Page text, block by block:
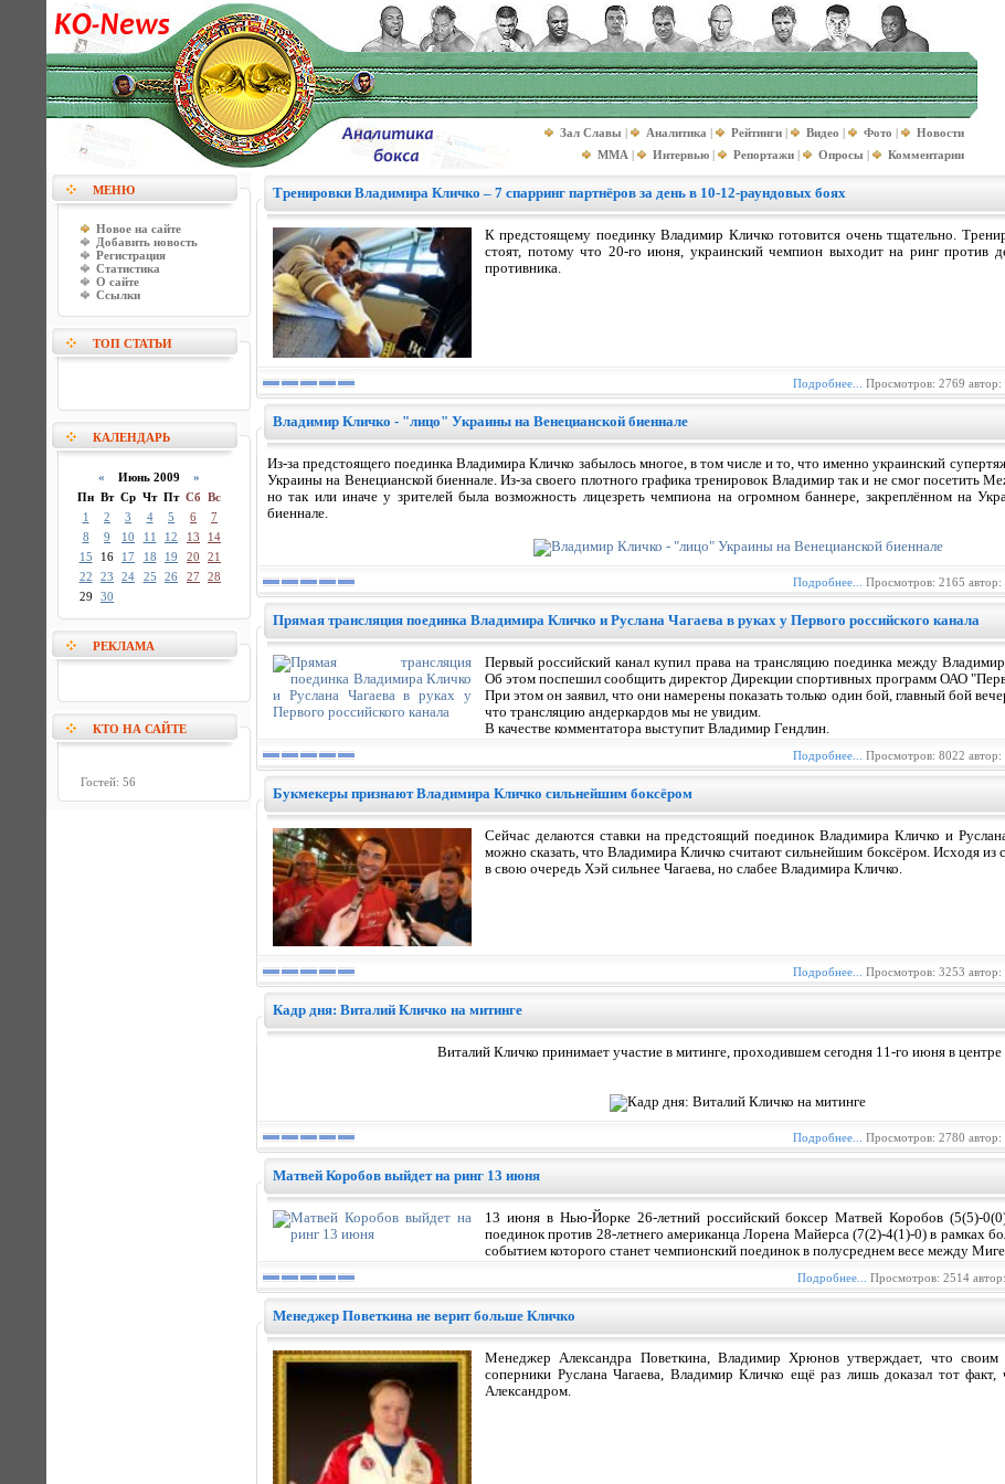
Зал Славы | Аналитика | Рейтинги | Видео | Фото |
Новости
MMA | Интервью | Репортажи | Опросы | Комментарии
МЕНЮ
Новое на сайте
Добавить новость
Регистрация
Статистика
О сайте
Ссылки
ТОП СТАТЬИ
КАЛЕНДАРЬ
« Июнь 2009 »
Пн Вт Ср Чт Пт Сб Вс
1
2 3 4 5 6
7
8
9 10 11 12 13
14
15
16 17 18 19 20
21
22
23 24 25 26 27
28
29
30
РЕКЛАМА
КТО НА САЙТЕ
Гостей: 56
Тренировки Владимира Кличко – 7 спарринг партнёров за день в 10-12-раундовых боях
К предстоящему поединку Владимир Кличко готовится очень тщательно.
стоят, потому что 20-го июня, украинский чемпион выходит на ринг против
противника.
Подробнее... Просмотров: 2769 автор:
Владимир Кличко - "лицо" Украины на Венецианской биеннале
Из-за предстоящего поединка Владимира Кличко забылось многое, в том числе и то, что именно украинский
Украины на Венецианской биеннале. Из-за своего плотного графика тренировок Владимир так и не смог посетить
но так или иначе у зрителей была возможность лицезреть чемпиона на огромном баннере, закреплённом на
биеннале.
Подробнее... Просмотров: 2165 автор:
Прямая трансляция поединка Владимира Кличко и Руслана Чагаева в руках у Первого российского канала
Первый российский канал купил права на трансляцию поединка между
Об этом поспешил сообщить директор Дирекции спортивных программ ОАО
При этом он заявил, что они намерены показать только один бой, главный бой
что трансляцию андеркардов мы не увидим.
В качестве комментатора выступит Владимир Гендлин.
Подробнее... Просмотров: 8022 автор:
Букмекеры признают Владимира Кличко сильнейшим боксёром
Сейчас делаются ставки на предстоящий поединок Владимира Кличко и
можно сказать, что Владимира Кличко считают сильнейшим боксёром. Исходя из
в свою очередь Хэй сильнее Чагаева, но слабее Владимира Кличко.
Подробнее... Просмотров: 3253 автор:
Кадр дня: Виталий Кличко на митинге
Виталий Кличко принимает участие в митинге, проходившем сегодня 11-го июня в центре
Подробнее... Просмотров: 2780 автор:
Матвей Коробов выйдет на ринг 13 июня
13 июня в Нью-Йорке 26-летний российский боксер Матвей Коробов (5(5)-
поединок против 28-летнего американца Лорена Майерса (7(2)-4(1)-0) в рамках
событием которого станет чемпионский поединок в полусреднем весе между
Подробнее... Просмотров: 2514 автор:
Менеджер Поветкина не верит больше Кличко
Менеджер Александра Поветкина, Владимир Хрюнов утверждает, что
соперники Руслана Чагаева, Владимир Кличко ещё раз лишь доказал тот факт,
Александром.